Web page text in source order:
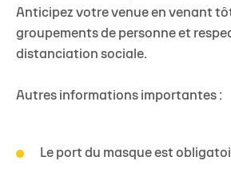
Anticipez votre venue en venant
groupements de personne et
distanciation sociale.
Autres informations importantes :
Le port du masque est